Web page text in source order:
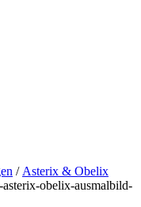
/ Asterix & Obelix
asterix-obelix-ausmalbild-